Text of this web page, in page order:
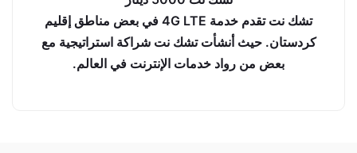
تشك نت تقدم خدمة 4G LTE في بعض مناطق إقليم
كردستان. حيث أنشأت تشك نت شراكة استراتيجية مع
بعض من رواد خدمات الإنترنت في العالم.